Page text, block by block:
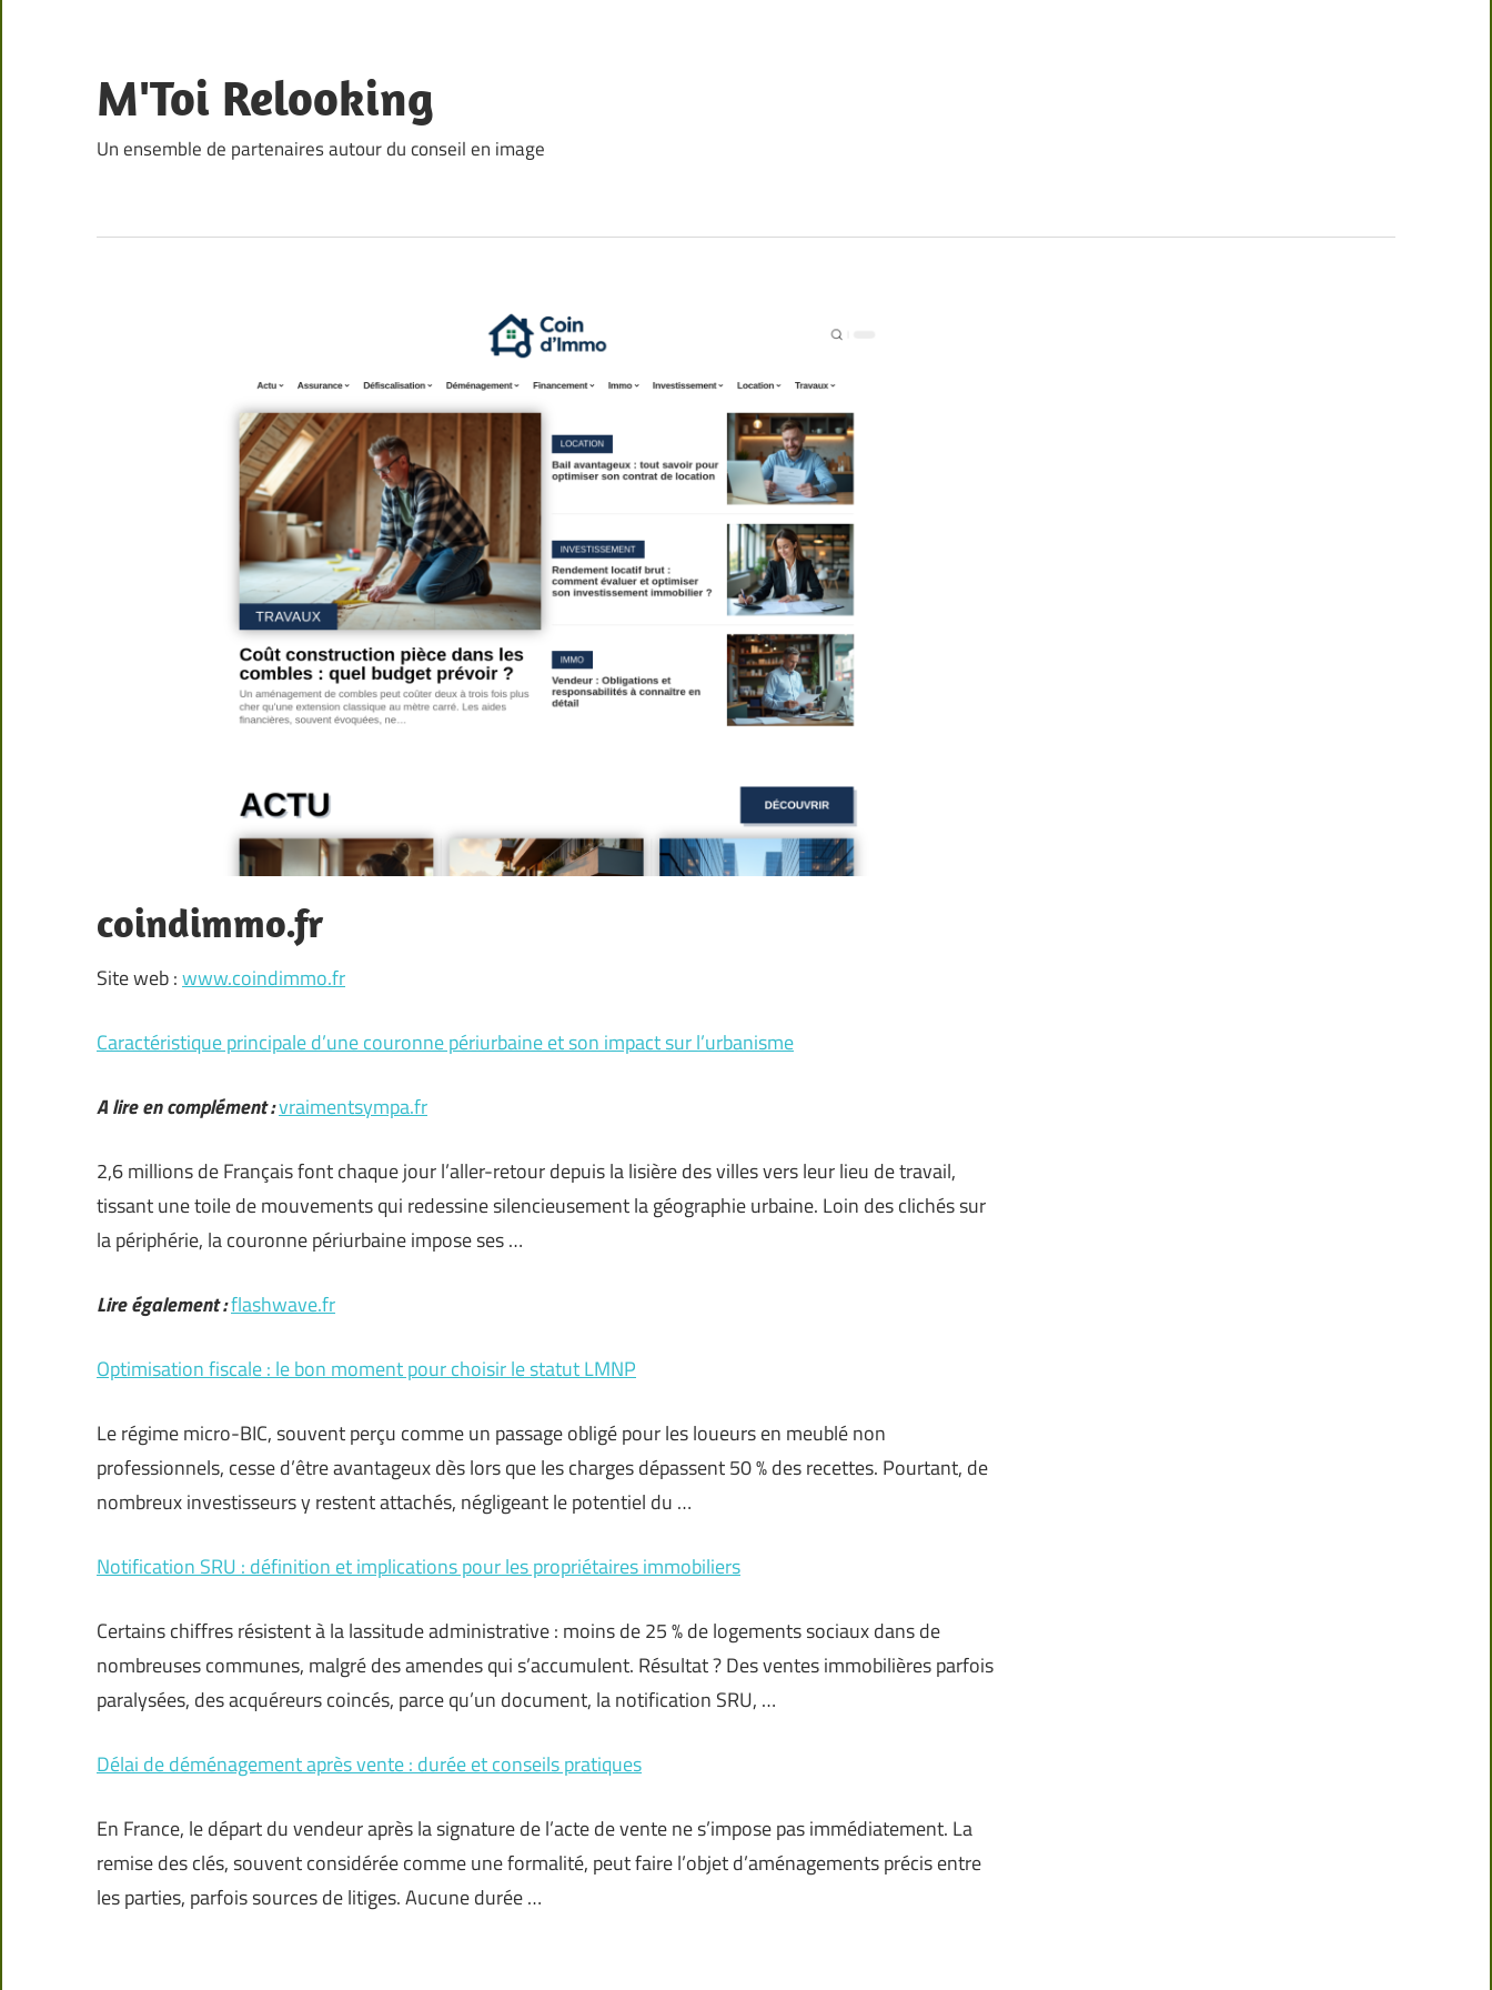
content
M'Toi Relooking
Un ensemble de partenaires autour du conseil en image
coindimmo.fr
Site web :www.coindimmo.fr
Caractéristique principale d’une couronne périurbaine et son impact sur l’urbanisme
A lire en complément :vraimentsympa.fr
2,6 millions de Français font chaque jour l’aller-retour depuis la lisière des villes vers leur lieu de travail,
tissant une toile de mouvements qui redessine silencieusement la géographie urbaine. Loin des clichés sur
la périphérie, la couronne périurbaine impose ses …
Lire également :flashwave.fr
Optimisation fiscale : le bon moment pour choisir le statut LMNP
Le régime micro-BIC, souvent perçu comme un passage obligé pour les loueurs en meublé non
professionnels, cesse d’être avantageux dès lors que les charges dépassent 50 % des recettes. Pourtant, de
nombreux investisseurs y restent attachés, négligeant le potentiel du …
Notification SRU : définition et implications pour les propriétaires immobiliers
Certains chiffres résistent à la lassitude administrative : moins de 25 % de logements sociaux dans de
nombreuses communes, malgré des amendes qui s’accumulent. Résultat ? Des ventes immobilières parfois
paralysées, des acquéreurs coincés, parce qu’un document, la notification SRU, …
Délai de déménagement après vente : durée et conseils pratiques
En France, le départ du vendeur après la signature de l’acte de vente ne s’impose pas immédiatement. La
remise des clés, souvent considérée comme une formalité, peut faire l’objet d’aménagements précis entre
les parties, parfois sources de litiges. Aucune durée …